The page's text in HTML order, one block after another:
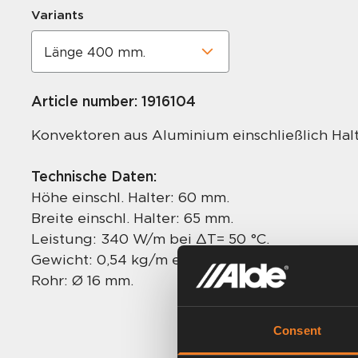
Consent
Variants
Article number: 1916104
Konvektoren aus Aluminium einschließlich
Technische Daten:
Höhe einschl. Halter: 60 mm.
Breite einschl. Halter: 65 mm.
Leistung: 340 W/m bei ∆T= 50 °C.
Gewicht: 0,54 kg/m einschließlich Flüssigkeit.
Rohr: Ø 16 mm.